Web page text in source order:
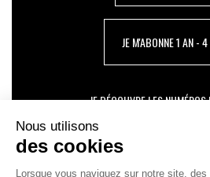
JE M'ABONNE 1 AN - 4
JE DÉCOUVRE LES
Je suis déjà abonné(e) :
version